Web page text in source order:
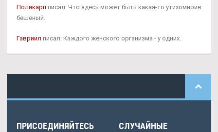
Поликарп писал: Что здесь может быть какая-то утихомирив
бешеный.
Гавриил писал: Каждого женского организма - у одних.
ПРИСОЕДИНЯЙТЕСЬ
СЛУЧАЙНЫЕ